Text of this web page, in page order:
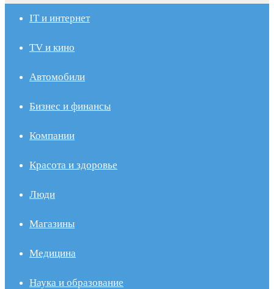
IT и интернет
TV и кино
Автомобили
Бизнес и финансы
Компании
Красота и здоровье
Люди
Магазины
Медицина
Наука и образование